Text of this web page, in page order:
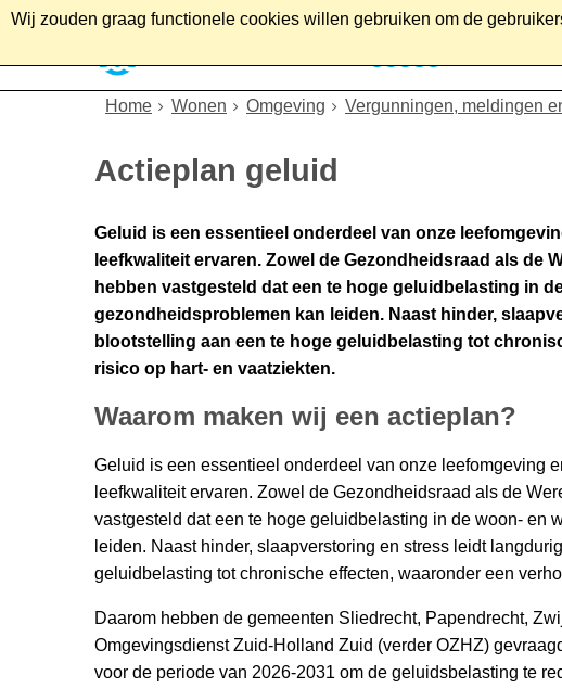
Wij zouden graag functionele cookies willen gebruiken om de
Home Wonen Omgeving Vergunningen, meldingen
Actieplan geluid
Geluid is een essentieel onderdeel van onze
leefkwaliteit ervaren. Zowel de Gezondheidsraad als de
hebben vastgesteld dat een te hoge geluidbelasting in
gezondheidsproblemen kan leiden. Naast hinder,
blootstelling aan een te hoge geluidbelasting tot
risico op hart- en vaatziekten.
Waarom maken wij een actieplan?
Geluid is een essentieel onderdeel van onze leefomgeving
leefkwaliteit ervaren. Zowel de Gezondheidsraad als de
vastgesteld dat een te hoge geluidbelasting in de woon- en
leiden. Naast hinder, slaapverstoring en stress leidt
geluidbelasting tot chronische effecten, waaronder een
Daarom hebben de gemeenten Sliedrecht, Papendrecht,
Omgevingsdienst Zuid-Holland Zuid (verder OZHZ)
voor de periode van 2026-2031 om de geluidsbelasting te